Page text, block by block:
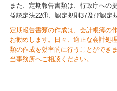
また、定期報告書類は、行政庁への
益認定法22①、認定規則37及び認定規
定期報告書類の作成は、会計帳簿の
お勧めします。日々、適正な会計処
類の作成を効率的に行うことができ
当事務所へご相談ください。